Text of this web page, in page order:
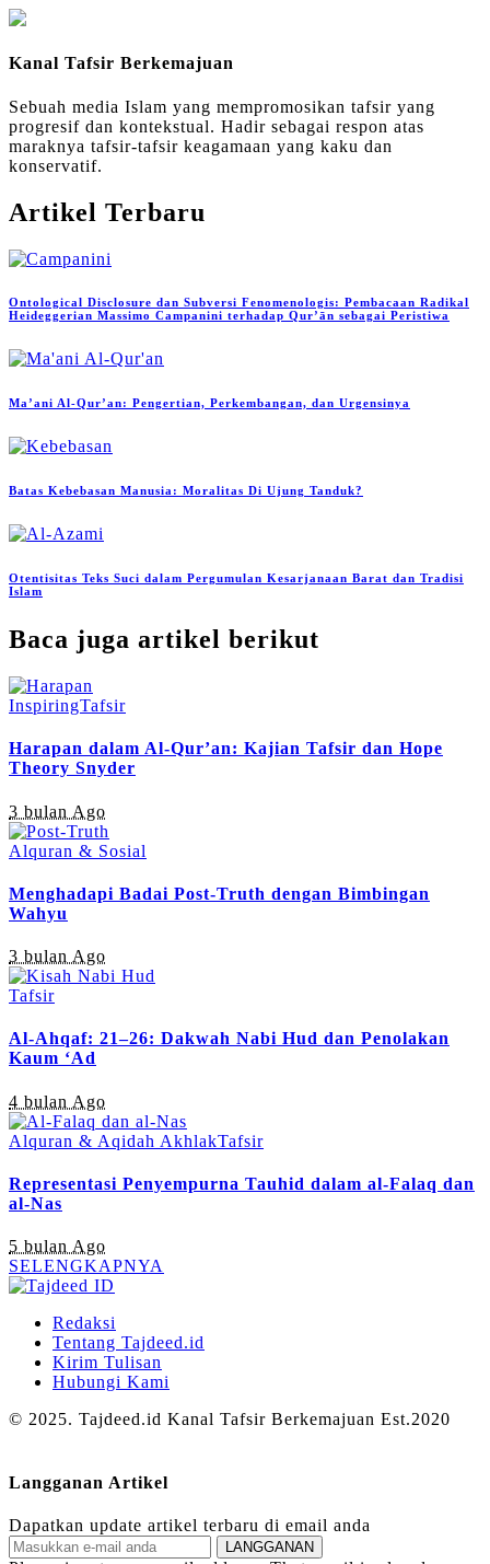
Kanal Tafsir Berkemajuan
Sebuah media Islam yang mempromosikan tafsir yang
progresif dan kontekstual. Hadir sebagai respon atas
maraknya tafsir-tafsir keagamaan yang kaku dan
konservatif.
Artikel Terbaru
Ontological Disclosure dan Subversi Fenomenologis: Pembacaan Radikal
Heideggerian Massimo Campanini terhadap Qur’ān sebagai Peristiwa
Ma’ani Al-Qur’an: Pengertian, Perkembangan, dan Urgensinya
Batas Kebebasan Manusia: Moralitas Di Ujung Tanduk?
Otentisitas Teks Suci dalam Pergumulan Kesarjanaan Barat dan Tradisi
Islam
Baca juga artikel berikut
InspiringTafsir
Harapan dalam Al-Qur’an: Kajian Tafsir dan Hope
Theory Snyder
3 bulan Ago
Alquran & Sosial
Menghadapi Badai Post-Truth dengan Bimbingan
Wahyu
3 bulan Ago
Tafsir
Al-Ahqaf: 21–26: Dakwah Nabi Hud dan Penolakan
Kaum ‘Ad
4 bulan Ago
Alquran & Aqidah AkhlakTafsir
Representasi Penyempurna Tauhid dalam al-Falaq dan
al-Nas
5 bulan Ago
SELENGKAPNYA
Redaksi
Tentang Tajdeed.id
Kirim Tulisan
Hubungi Kami
© 2025. Tajdeed.id Kanal Tafsir Berkemajuan Est.2020
Langganan Artikel
Dapatkan update artikel terbaru di email anda
LANGGANAN